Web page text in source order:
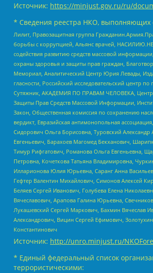
Источник: https://minjust.gov.ru/ru/
* Сведения реестра НКО, выполняющих
Лилит, Правозащитная группа
борьбы с коррупцией, Альянс врачей,
содействия развитию средств массовой
охраны здоровья и защиты прав граждан,
Мемориал, Аналитический Центр Юрия Левады,
гласности, Российский исследовательский центр
Сутяжник, АКАДЕМИЯ ПО ПРАВАМ ЧЕЛОВЕКА, Центр
Защиты Прав Средств Массовой Информации,
Закон, Общественная комиссия по сохранению
вердикт, Евразийская антимонопольная
Сидорович Ольга Борисовна, Туровский
Евгеньевич, Барахоев Магомед Бекханович,
Тимур Рифгатович, Романова Ольга Евгеньевна,
Петровна, Кочеткова Татьяна Владимировна,
Илларионова Юлия Юрьевна, Саранг Анна
Гефтер Валентин Михайлович, Симонов Алексей
Беляев Сергей Иванович, Голубева Елена
Вячеславович, Арапова Галина Юрьевна,
Лукашевский Сергей Маркович, Бахмин Вячеслав
Александрович, Вицин Сергей Ефимович,
Константинович
Источник: http://unro.minjust.ru/
* Единый федеральный список
террористическими: